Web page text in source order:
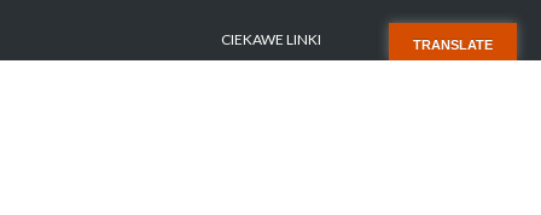
TRANSLATE
CIEKAWE LINKI